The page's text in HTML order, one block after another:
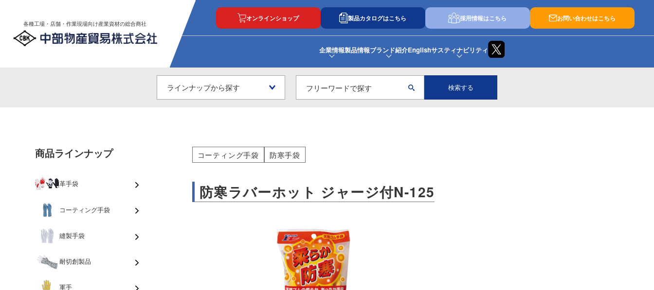
各種工場・店舗・作業現場向け産業資材の総合商社
オンラインショップ 製品カタログはこちら 採用情報はこちら お問い合わせはこちら
企業情報製品情報ブランド紹介Englishサスティナビリティ
検索する
商品ラインナップ
革手袋
コーティング手袋
縫製手袋
耐切創製品
軍手
コーティング手袋 防寒手袋
防寒ラバーホット ジャージ付N-125